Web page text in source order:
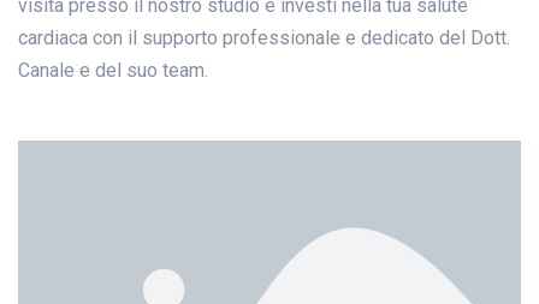
visita presso il nostro studio e investi nella tua salute
cardiaca con il supporto professionale e dedicato del Dott.
Canale e del suo team.